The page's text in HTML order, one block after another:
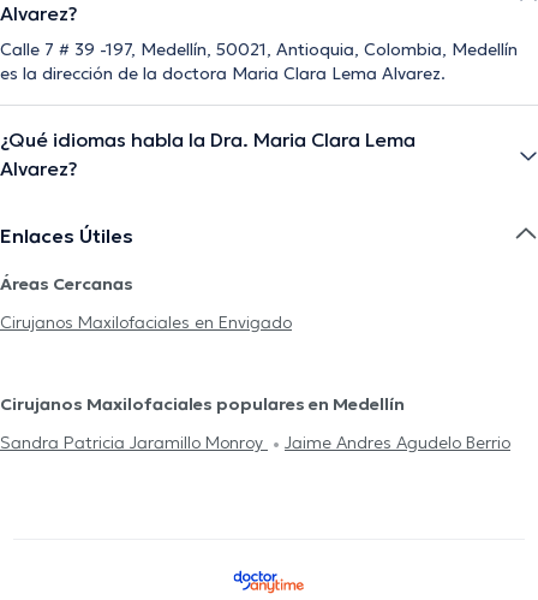
Alvarez?
Calle 7 # 39 -197, Medellín, 50021, Antioquia, Colombia, Medellín
es la dirección de la doctora Maria Clara Lema Alvarez.
¿Qué idiomas habla la Dra. Maria Clara Lema
Alvarez?
Enlaces Útiles
Áreas Cercanas
Cirujanos Maxilofaciales en Envigado
Cirujanos Maxilofaciales populares en Medellín
Sandra Patricia Jaramillo Monroy
Jaime Andres Agudelo Berrio